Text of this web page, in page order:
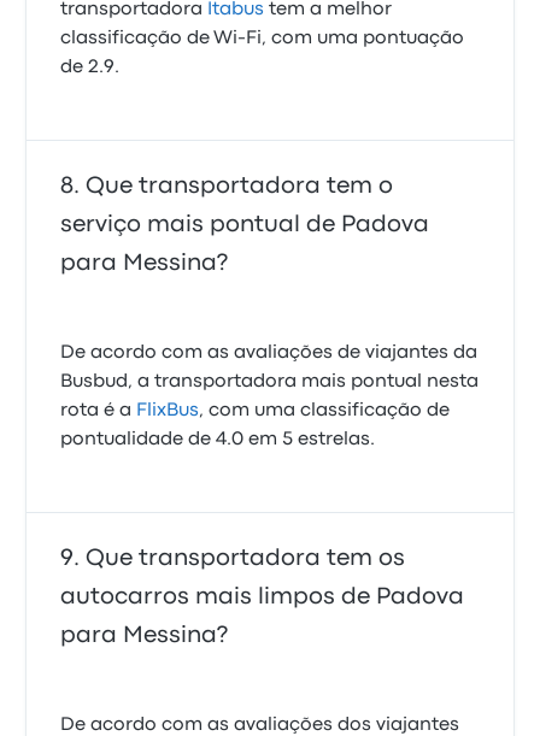
transportadora
Itabus tem a melhor
classificação de Wi‑Fi, com uma pontuação
de 2.9.
Que transportadora tem o
serviço mais pontual de Padova
para Messina?
De acordo com as avaliações de viajantes da
Busbud, a transportadora mais pontual nesta
rota é a FlixBus, com uma classificação de
pontualidade de 4.0 em 5 estrelas.
Que transportadora tem os
autocarros mais limpos de Padova
para Messina?
De acordo com as avaliações dos viajantes